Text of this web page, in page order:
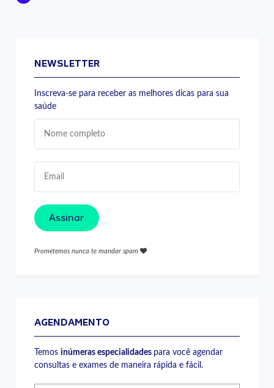
NEWSLETTER
Inscreva-se para receber as melhores dicas para sua
saúde
Assinar
Prometemos nunca te mandar spam
AGENDAMENTO
Temosinúmeras especialidades para você agendar
consultas e exames de maneira rápida e fácil.